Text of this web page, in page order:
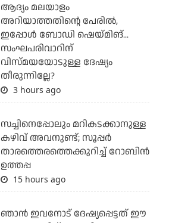
ആദ്യം മലയാളം
അറിയാത്തതിന്റെ പേരില്‍,
ഇപ്പോള്‍ ബോഡി ഷെയ്മിങ്...
സംഘപരിവാറിന്
വിസ്മയയോടുള്ള ദേഷ്യം
തീരുന്നില്ലേ?
3 hours ago
സച്ചിനെപ്പോലും മറികടക്കാനുള്ള
കഴിവ് അവനുണ്ട്; സൂപ്പര്‍
താരത്തെരത്തെക്കുറിച്ച് റോബിന്‍
ഉത്തപ്പ
15 hours ago
ഞാന്‍ ഇവനോട് ദേഷ്യപ്പെട്ടത് ഈ